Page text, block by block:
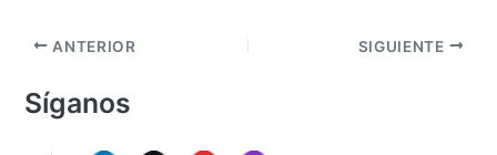
ANTERIOR SIGUIENTE
Síganos